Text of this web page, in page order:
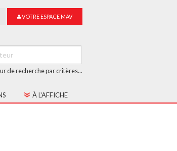
VOTRE ESPACE MAV
de recherche par critères...
À L'AFFICHE